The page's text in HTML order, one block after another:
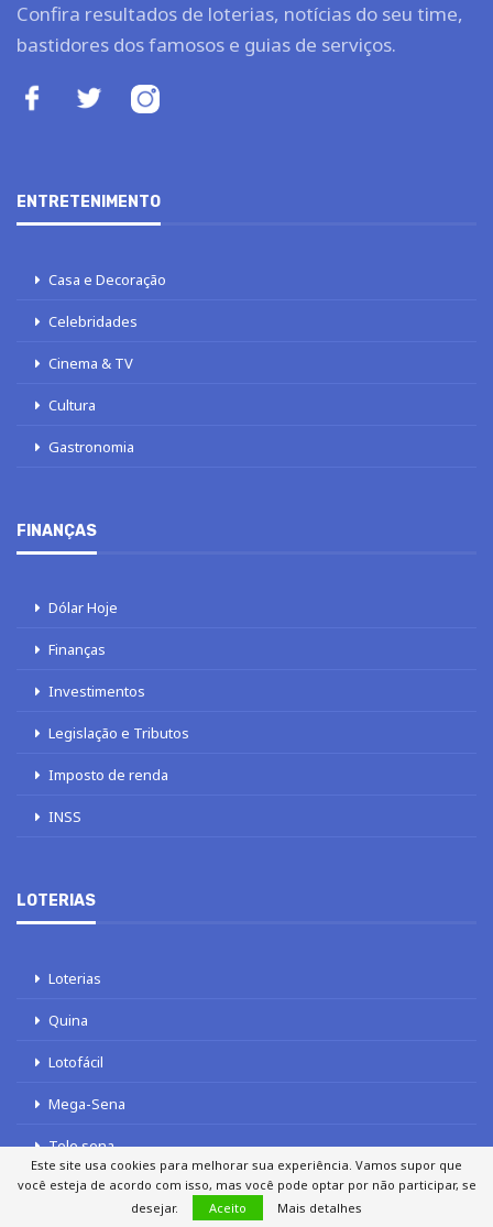
Confira resultados de loterias, notícias do seu time,
bastidores dos famosos e guias de serviços.
ENTRETENIMENTO
Casa e Decoração
Celebridades
Cinema & TV
Cultura
Gastronomia
FINANÇAS
Dólar Hoje
Finanças
Investimentos
Legislação e Tributos
Imposto de renda
INSS
LOTERIAS
Loterias
Quina
Lotofácil
Mega-Sena
Tele sena
Este site usa cookies para melhorar sua experiência. Vamos supor que
você esteja de acordo com isso, mas você pode optar por não participar, se
desejar.
Aceito Mais detalhes